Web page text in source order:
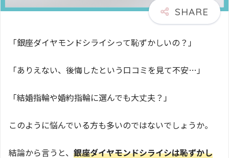
「銀座ダイヤモンドシライシって恥ずかしいの？」
「ありえない、後悔したという口コミを見て不安…」
「結婚指輪や婚約指輪に選んでも大丈夫？」
このように悩んでいる方も多いのではないでしょうか。
結論から言うと、 銀座ダイヤモンドシライシは恥ずかし